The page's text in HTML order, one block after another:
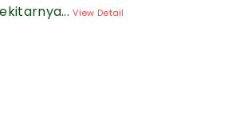
View Detail